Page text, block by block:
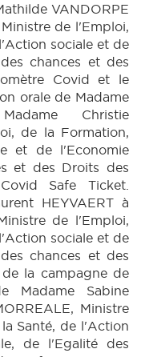
VANDORPE
de l'Emploi,
sociale et de
chances et des
Covid et le
orale de Madame
Christie
de la Formation,
et de l'Economie
et des Droits des
Safe Ticket.
HEYVAERT à
de l'Emploi,
sociale et de
chances et des
la campagne de
Madame Sabine
Ministre
Santé, de l'Action
de l'Egalité des